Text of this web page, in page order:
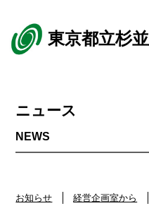
東京都立杉
ニュース
お知らせ 経営企画室から